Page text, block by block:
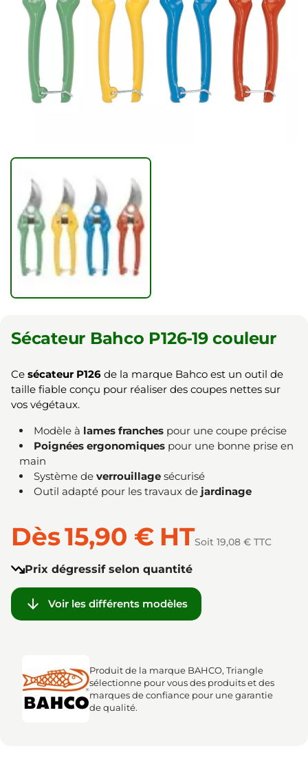
Sécateur Bahco P126-19 couleur
Ce sécateur P126 de la marque Bahco est un outil de
taille fiable conçu pour réaliser des coupes nettes sur
vos végétaux.
Modèle à lames franches pour une coupe précise
Poignées ergonomiques pour une bonne prise en
main
Système de verrouillage sécurisé
Outil adapté pour les travaux de jardinage
Dès15,90 € HTSoit 19,08 € TTC
Prix dégressif selon quantité
 Voir les différents modèles
Produit de la marque BAHCO, Triangle
sélectionne pour vous des produits et des
marques de confiance pour une garantie
de qualité.